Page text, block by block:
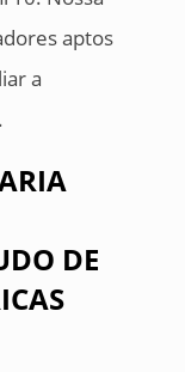
aptos
a
DE